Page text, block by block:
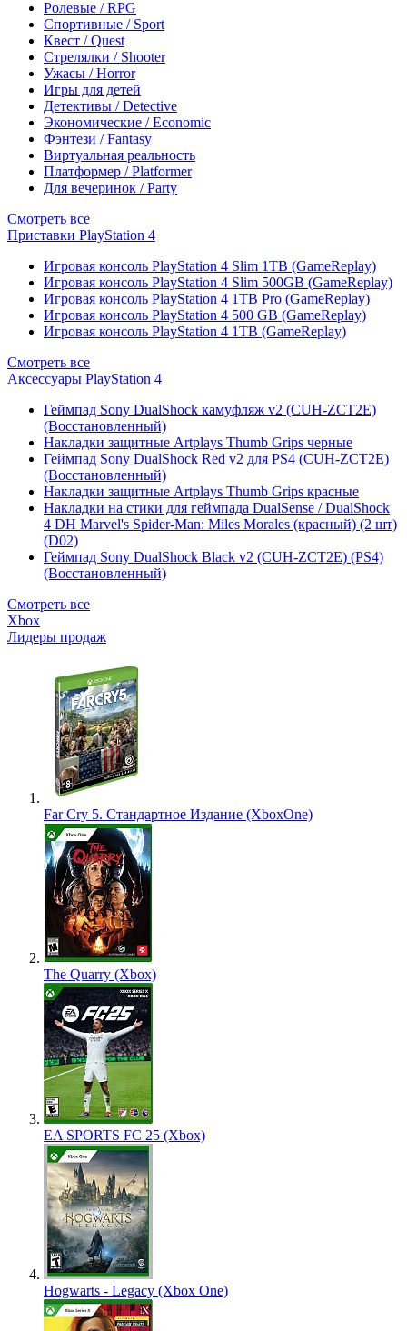
Ролевые / RPG
Спортивные / Sport
Квест / Quest
Стрелялки / Shooter
Ужасы / Horror
Игры для детей
Детективы / Detective
Экономические / Economic
Фэнтези / Fantasy
Виртуальная реальность
Платформер / Platformer
Для вечеринок / Party
Смотреть все
Приставки PlayStation 4
Игровая консоль PlayStation 4 Slim 1TB (GameReplay)
Игровая консоль PlayStation 4 Slim 500GB (GameReplay)
Игровая консоль PlayStation 4 1TB Pro (GameReplay)
Игровая консоль PlayStation 4 500 GB (GameReplay)
Игровая консоль PlayStation 4 1TB (GameReplay)
Смотреть все
Аксессуары PlayStation 4
Геймпад Sony DualShock камуфляж v2 (CUH-ZCT2E)
(Восстановленный)
Накладки защитные Artplays Thumb Grips черные
Геймпад Sony DualShock Red v2 для PS4 (CUH-ZCT2E)
(Восстановленный)
Накладки защитные Artplays Thumb Grips красные
Накладки на стики для геймпада DualSense / DualShock
4 DH Marvel's Spider-Man: Miles Morales (красный) (2 шт)
(D02)
Геймпад Sony DualShock Black v2 (CUH-ZCT2E) (PS4)
(Восстановленный)
Смотреть все
Xbox
Лидеры продаж
Far Cry 5. Стандартное Издание (XboxOne)
The Quarry (Xbox)
EA SPORTS FC 25 (Xbox)
Hogwarts - Legacy (Xbox One)